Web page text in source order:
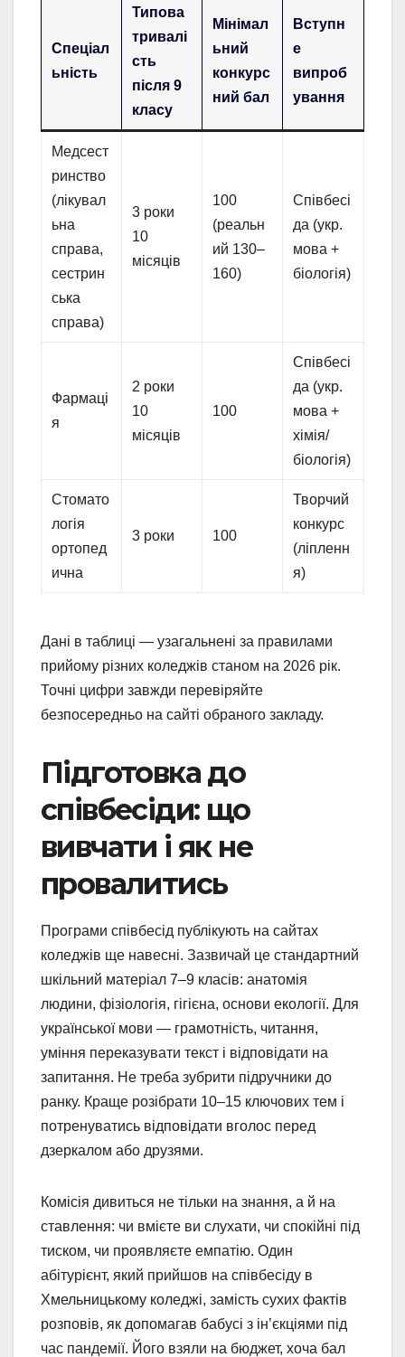
Спеціал
ьність
Типова
тривалі
сть
після 9
класу
Мінімал
ьний
конкурс
ний бал
Вступн
е
випроб
ування
Медсест
ринство
(лікувал
ьна
справа,
сестрин
ська
справа)
3 роки
10
місяців
100
(реальн
ий 130–
160)
Співбесі
да (укр.
мова +
біологія)
Фармаці
я
2 роки
10
місяців
100
Співбесі
да (укр.
мова +
хімія/
біологія)
Стомато
логія
ортопед
ична
3 роки 100
Творчий
конкурс
(ліпленн
я)
Дані в таблиці — узагальнені за правилами
прийому різних коледжів станом на 2026 рік.
Точні цифри завжди перевіряйте
безпосередньо на сайті обраного закладу.
Підготовка до
співбесіди: що
вивчати і як не
провалитись
Програми співбесід публікують на сайтах
коледжів ще навесні. Зазвичай це стандартний
шкільний матеріал 7–9 класів: анатомія
людини, фізіологія, гігієна, основи екології. Для
української мови — грамотність, читання,
уміння переказувати текст і відповідати на
запитання. Не треба зубрити підручники до
ранку. Краще розібрати 10–15 ключових тем і
потренуватись відповідати вголос перед
дзеркалом або друзями.
Комісія дивиться не тільки на знання, а й на
ставлення: чи вмієте ви слухати, чи спокійні під
тиском, чи проявляєте емпатію. Один
абітурієнт, який прийшов на співбесіду в
Хмельницькому коледжі, замість сухих фактів
розповів, як допомагав бабусі з ін’єкціями під
час пандемії. Його взяли на бюджет, хоча бал